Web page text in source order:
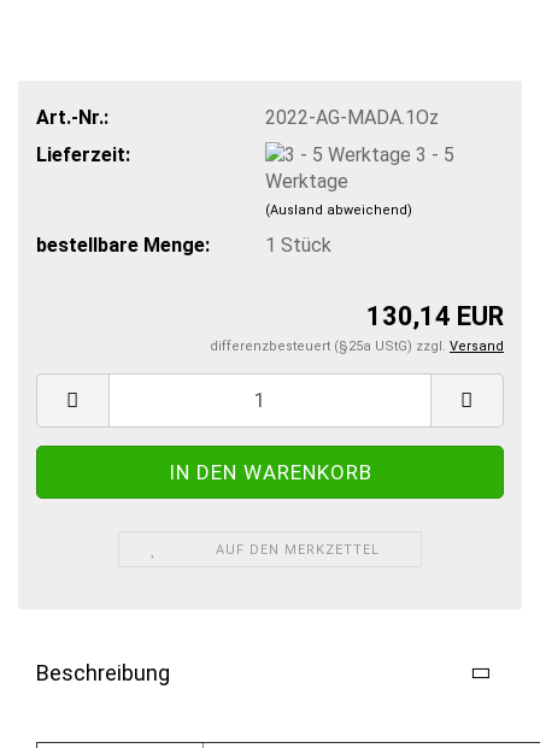
Art.-Nr.:
2022-AG-MADA.1Oz
Lieferzeit:
3 - 5
Werktage
(Ausland abweichend)
bestellbare Menge: 1 Stück
130,14 EUR
differenzbesteuert (§25a UStG) zzgl. Versand
AUF DEN MERKZETTEL
Beschreibung